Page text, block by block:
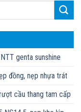
genta sunshine
đồng, nẹp nhựa trát
cầu thang tam cấp